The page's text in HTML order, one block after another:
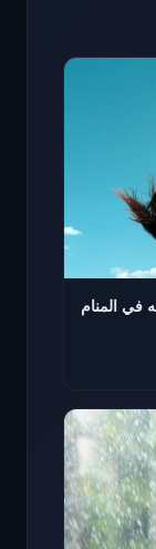
في المنام